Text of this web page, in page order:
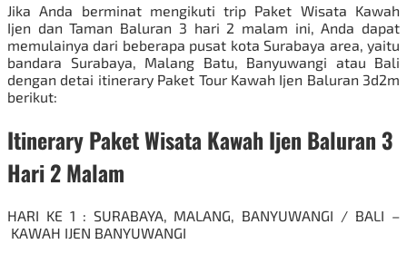
Jika Anda berminat mengikuti trip Paket Wisata Kawah
Ijen dan Taman Baluran 3 hari 2 malam ini, Anda dapat
memulainya dari beberapa pusat kota Surabaya area, yaitu
bandara Surabaya, Malang Batu, Banyuwangi atau Bali
dengan detai itinerary Paket Tour Kawah Ijen Baluran 3d2m
berikut:
Itinerary Paket Wisata Kawah Ijen Baluran 3
Hari 2 Malam
HARI KE 1 : SURABAYA, MALANG, BANYUWANGI / BALI –
KAWAH IJEN BANYUWANGI